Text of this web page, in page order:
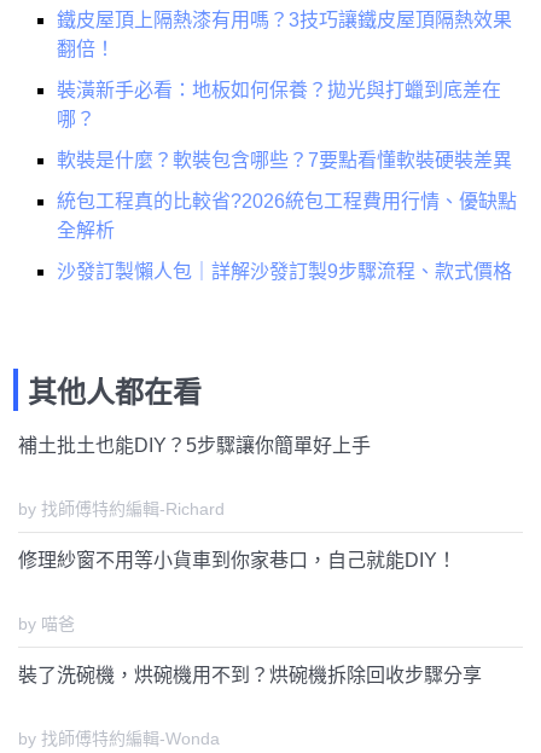
鐵皮屋頂上隔熱漆有用嗎？3技巧讓鐵皮屋頂隔熱效果
翻倍！
裝潢新手必看：地板如何保養？拋光與打蠟到底差在
哪？
軟裝是什麼？軟裝包含哪些？7要點看懂軟裝硬裝差異
統包工程真的比較省?2026統包工程費用行情、優缺點
全解析
沙發訂製懶人包｜詳解沙發訂製9步驟流程、款式價格
其他人都在看
補土批土也能DIY？5步驟讓你簡單好上手
by 找師傅特約編輯-Richard
修理紗窗不用等小貨車到你家巷口，自己就能DIY！
by 喵爸
裝了洗碗機，烘碗機用不到？烘碗機拆除回收步驟分享
by 找師傅特約編輯-Wonda